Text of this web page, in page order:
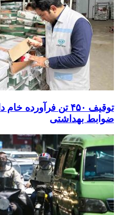
توقیف ۴۵۰ تن
ضوابط بهداشتی